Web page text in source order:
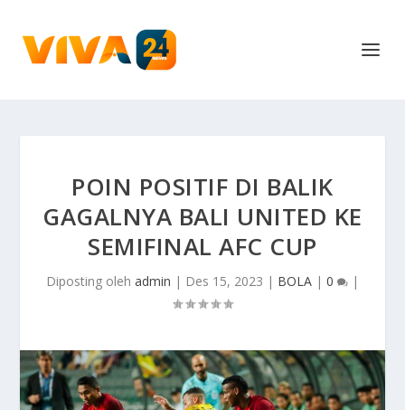
POIN POSITIF DI BALIK
GAGALNYA BALI UNITED KE
SEMIFINAL AFC CUP
Diposting oleh admin | Des 15, 2023 | BOLA | 0 |